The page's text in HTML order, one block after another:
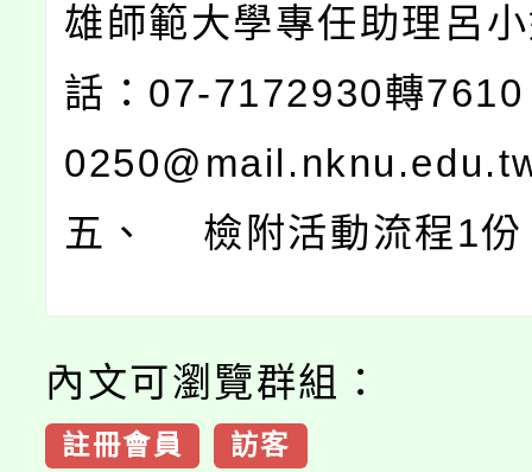
雄師範大學專任助理呂
話：07-7172930轉
五、 檢附活動流程1份
內文可瀏覽群組：
註冊會員 訪客